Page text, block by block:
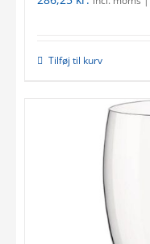
Tilføj til kurv